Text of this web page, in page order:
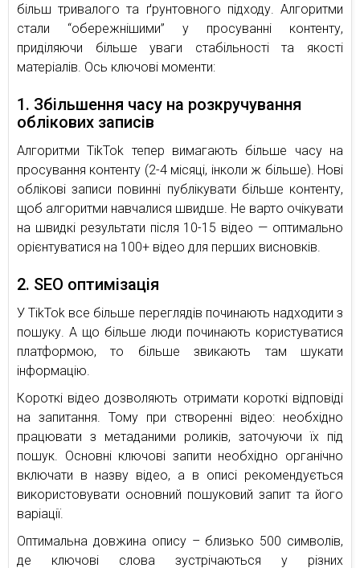
більш тривалого та ґрунтовного підходу. Алгоритми
стали “обережнішими” у просуванні контенту,
приділяючи більше уваги стабільності та якості
матеріалів. Ось ключові моменти:
1. Збільшення часу на розкручування
облікових записів
Алгоритми TikTok тепер вимагають більше часу на
просування контенту (2-4 місяці, інколи ж більше). Нові
облікові записи повинні публікувати більше контенту,
щоб алгоритми навчалися швидше. Не варто очікувати
на швидкі результати після 10-15 відео — оптимально
орієнтуватися на 100+ відео для перших висновків.
2. SEO оптимізація
У TikTok все більше переглядів починають надходити з
пошуку. А що більше люди починають користуватися
платформою, то більше звикають там шукати
інформацію.
Короткі відео дозволяють отримати короткі відповіді
на запитання. Тому при створенні відео: необхідно
працювати з метаданими роликів, заточуючи їх під
пошук. Основні ключові запити необхідно органічно
включати в назву відео, а в описі рекомендується
використовувати основний пошуковий запит та його
варіації.
Оптимальна довжина опису – близько 500 символів,
де ключові слова зустрічаються у різних